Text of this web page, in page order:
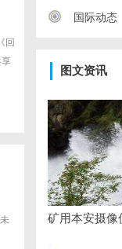
回
国际动态
图文资讯